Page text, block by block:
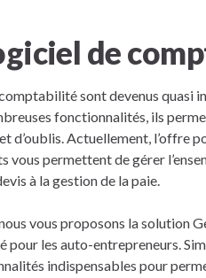
de
sont devenus
fonctionnalités, ils
d’oublis. Actuellement,
vous permettent de gérer
à la gestion de la paie.
vous proposons la solution
pour les auto-entrepreneurs.
indispensables pour